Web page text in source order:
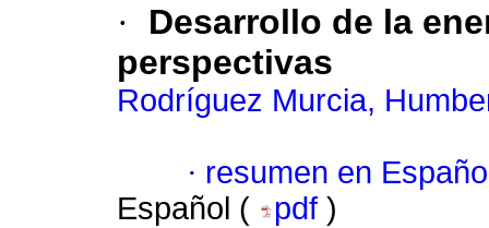
·
Desarrollo de la
perspectivas
Rodríguez Murcia,
· resumen en
Español (
pdf )